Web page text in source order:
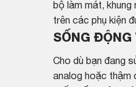
bộ làm mát,
trên các phụ kiện
SỐNG ĐỘNG
Cho dù bạn đang
analog hoặc thậm